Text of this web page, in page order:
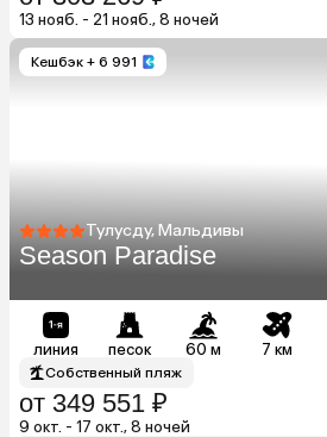
13 нояб. - 21 нояб., 8 ночей
Кешбэк + 6 991
Тулусду, Мальдивы
Season Paradise
линия песок 60 м 7 км
Собственный пляж
от 349 551 ₽
9 окт. - 17 окт., 8 ночей